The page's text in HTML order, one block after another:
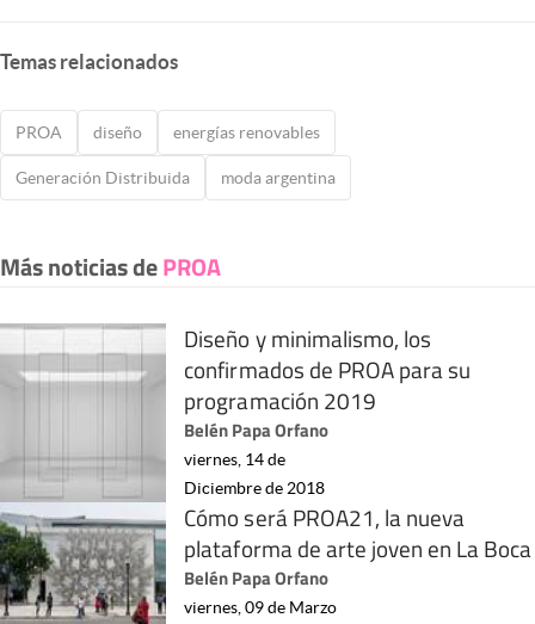
Temas relacionados
PROA diseño energías renovables
Generación Distribuida moda argentina
Más noticias dePROA
Diseño y minimalismo, los
confirmados de PROA para su
programación 2019
Belén Papa Orfano
viernes, 14 de
Diciembre de 2018
Cómo será PROA21, la nueva
plataforma de arte joven en La Boca
Belén Papa Orfano
viernes, 09 de Marzo